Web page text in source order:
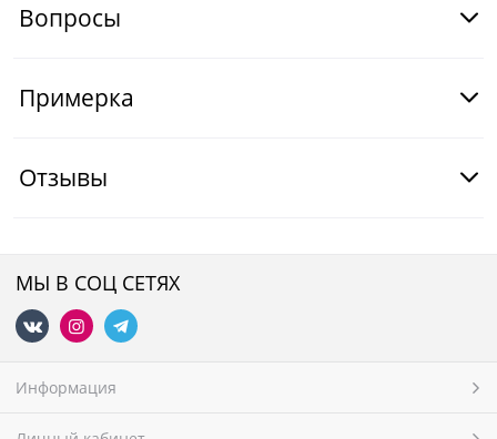
Вопросы
Примерка
Отзывы
МЫ В СОЦ СЕТЯХ
Информация